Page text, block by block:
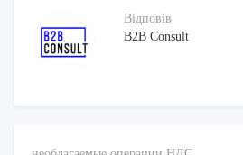
Відповів
B2B Consult